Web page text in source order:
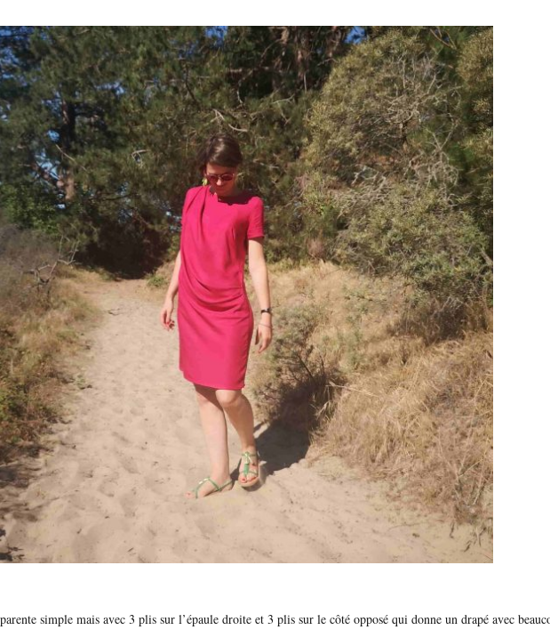
simple mais avec 3 plis sur l’épaule droite et 3 plis sur le côté opposé qui donne un drapé avec